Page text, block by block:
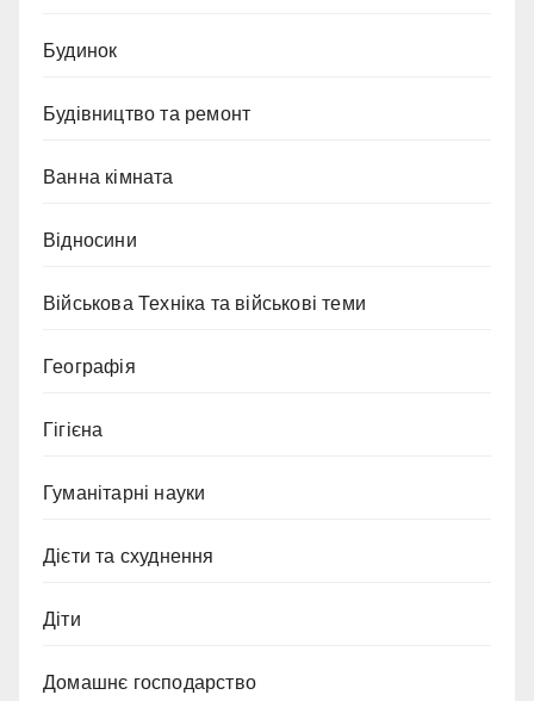
Будинок
Будівництво та ремонт
Ванна кімната
Відносини
Військова Техніка та військові теми
Географія
Гігієна
Гуманітарні науки
Дієти та схуднення
Діти
Домашнє господарство